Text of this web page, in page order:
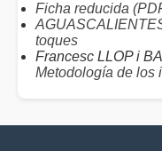
Ficha reducida
toques
Francesc LLOP i
Metodología de los